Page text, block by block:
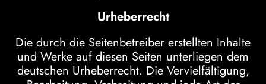
Urheberrecht
Die durch die Seitenbetreiber erstellten Inhalte
und Werke auf diesen Seiten unterliegen dem
deutschen Urheberrecht. Die Vervielfältigung,